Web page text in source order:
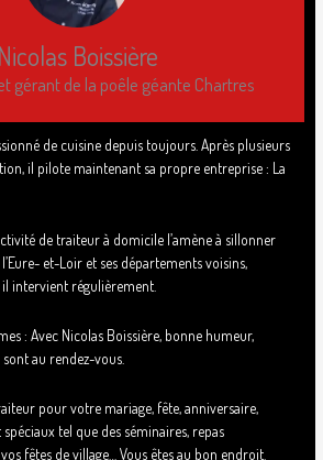
Nicolas Boissière
gérant de la poêle géante Chartres
de cuisine depuis toujours. Après plusieurs
il pilote maintenant sa propre entreprise : La
de traiteur à domicile l’amène à sillonner
et-Loir et ses départements voisins,
intervient régulièrement.
: Avec Nicolas Boissière, bonne humeur,
au rendez-vous.
pour votre mariage, fête, anniversaire,
tel que des séminaires, repas
fêtes de village… Vous êtes au bon endroit.